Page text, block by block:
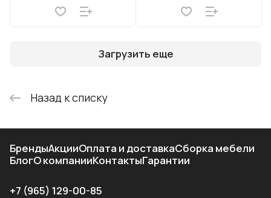
Загрузить еще
Назад к списку
БрендыАкцииОплата и доставкаСборка мебели
БлогО компанииКонтактыГарантии
+7 (965) 129-00-85